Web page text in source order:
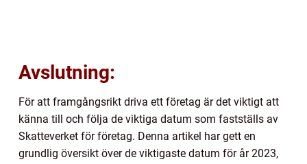
Avslutning:
För att framgångsrikt driva ett företag är det viktigt att
känna till och följa de viktiga datum som fastställs av
Skatteverket för företag. Denna artikel har gett en
grundlig översikt över de viktigaste datum för år 2023,